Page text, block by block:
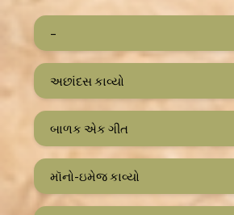
–
અછાંદસ કાવ્યો
બાળક એક ગીત
મૉનો-ઇમેજ કાવ્યો